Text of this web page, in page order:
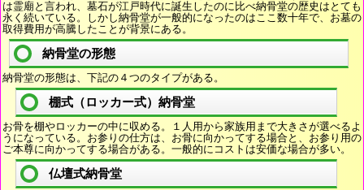
は霊廟と言われ、墓石が江戸時代に誕生したのに比べ納骨堂の歴史はとても
永く続いている。しかし納骨堂が一般的になったのはここ数十年で、お墓の
取得費用が高騰したことが背景にある。
納骨堂の形態
納骨堂の形態は、下記の４つのタイプがある。
棚式（ロッカー式）納骨堂
お骨を棚やロッカーの中に収める。１人用から家族用まで大きさが選べるよ
うになっている。お参りの仕方は、お骨に向かってする場合と、お参り用の
ご本尊に向かってする場合がある。一般的にコストは安価な場合が多い。
仏壇式納骨堂